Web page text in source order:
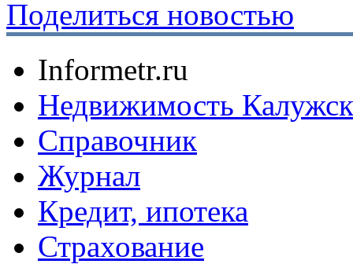
Поделиться новостью
Informetr.ru
Недвижимость
Справочник
Журнал
Кредит, ипотека
Страхование